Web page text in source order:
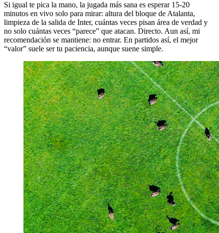
Si igual te pica la mano, la jugada más sana es esperar 15-20
minutos en vivo solo para mirar: altura del bloque de Atalanta,
limpieza de la salida de Inter, cuántas veces pisan área de verdad y
no solo cuántas veces “parece” que atacan. Directo. Aun así, mi
recomendación se mantiene: no entrar. En partidos así, el mejor
“valor” suele ser tu paciencia, aunque suene simple.